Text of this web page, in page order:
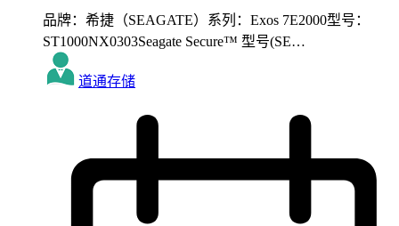
品牌：希捷（SEAGATE）系列：Exos 7E2000型号：
ST1000NX0303Seagate Secure™ 型号(SE…
道通存储